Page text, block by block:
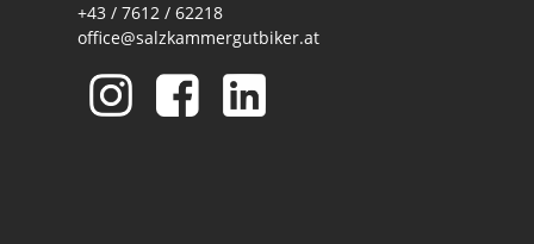
+43 / 7612 / 62218
office@salzkammergutbiker.at